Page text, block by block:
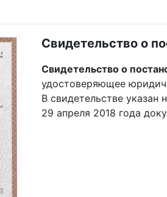
Свидетельство о
Свидетельство о
удостоверяющее
В свидетельстве
29 апреля 2018 года